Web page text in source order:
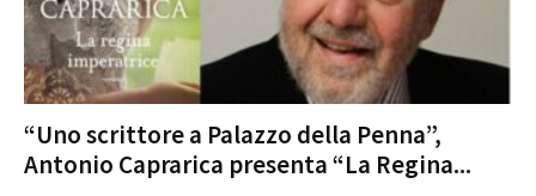
“Uno scrittore a Palazzo della Penna”,
Antonio Caprarica presenta “La Regina...